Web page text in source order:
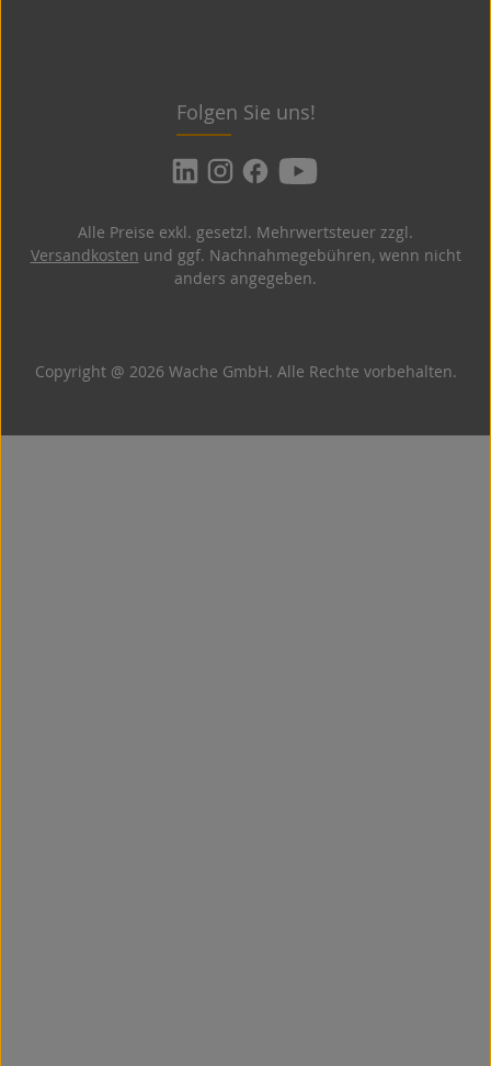
Folgen Sie uns!
Copyright @ 2026 Wache GmbH. Alle Rechte vorbehalten.
Alle Preise exkl. gesetzl. Mehrwertsteuer zzgl.
Versandkosten und ggf. Nachnahmegebühren, wenn nicht
anders angegeben.